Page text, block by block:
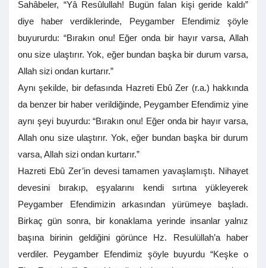
Sahâbeler, “Yâ Resûlullah! Bugün falan kişi geride kaldı”
diye haber verdiklerinde, Peygamber Efendimiz şöyle
buyururdu: “Bırakın onu! Eğer onda bir hayır varsa, Allah
onu size ulaştırır. Yok, eğer bundan başka bir durum varsa,
Allah sizi ondan kurtarır.”
Aynı şekilde, bir defasında Hazreti Ebû Zer (r.a.) hakkında
da benzer bir haber verildiğinde, Peygamber Efendimiz yine
aynı şeyi buyurdu: “Bırakın onu! Eğer onda bir hayır varsa,
Allah onu size ulaştırır. Yok, eğer bundan başka bir durum
varsa, Allah sizi ondan kurtarır.”
Hazreti Ebû Zer’in devesi tamamen yavaşlamıştı. Nihayet
devesini bırakıp, eşyalarını kendi sırtına yükleyerek
Peygamber Efendimizin arkasından yürümeye başladı.
Birkaç gün sonra, bir konaklama yerinde insanlar yalnız
başına birinin geldiğini görünce Hz. Resulüllah’a haber
verdiler. Peygamber Efendimiz şöyle buyurdu “Keşke o